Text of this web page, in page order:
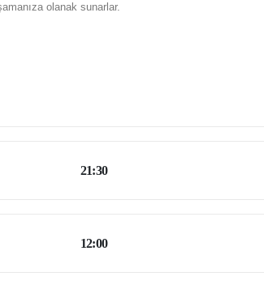
olanak sunarlar.
21:30
12:00